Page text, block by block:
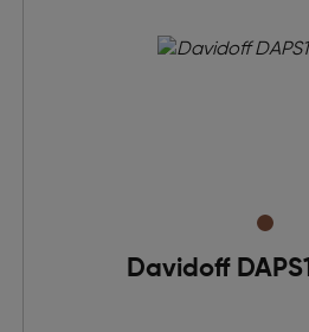
Davidoff